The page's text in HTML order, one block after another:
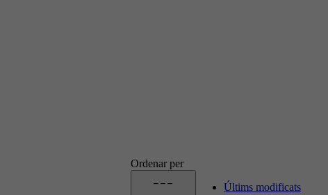
Ordenar per
---
Últims modificats